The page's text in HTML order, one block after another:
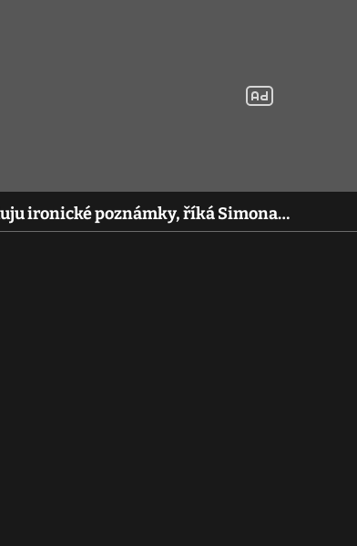
ironické poznámky, říká Simona…